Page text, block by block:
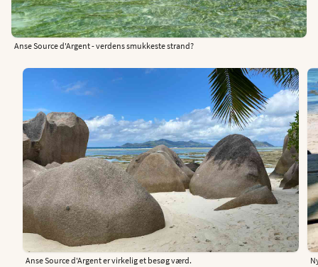
Anse Source d'Argent - verdens smukkeste strand?
Anse Source d'Argent er virkelig et besøg værd.